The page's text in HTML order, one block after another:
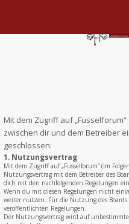
Mit dem Zugriff auf
zwischen dir und dem Betreiber
geschlossen:
1. Nutzungsvertrag
Mit dem Zugriff auf „Fusselforum“ (im
Nutzungsvertrag mit dem Betreiber des
dich mit den nachfolgenden Regelungen
Wenn du mit diesen Regelungen nicht
weiter nutzen. Für die Nutzung des Boards
veröffentlichten Regelungen.
Der Nutzungsvertrag wird auf